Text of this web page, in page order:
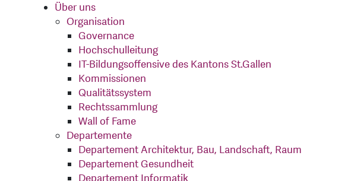
Über uns
Organisation
Governance
Hochschulleitung
IT-Bildungsoffensive des Kantons St.Gallen
Kommissionen
Qualitätssystem
Rechtssammlung
Wall of Fame
Departemente
Departement Architektur, Bau, Landschaft, Raum
Departement Gesundheit